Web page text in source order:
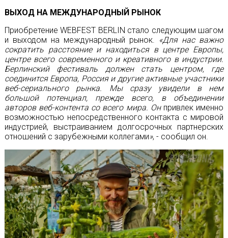
ВЫХОД НА МЕЖДУНАРОДНЫЙ РЫНОК
Приобретение WEBFEST BERLIN стало следующим шагом
и выходом на международный рынок. «Для нас важно
сократить расстояние и находиться в центре Европы,
центре всего современного и креативного в индустрии.
Берлинский фестиваль должен стать центром, где
соединится Европа, Россия и другие активные участники
веб-сериального рынка. Мы сразу увидели в нем
большой потенциал, прежде всего, в объединении
авторов веб-контента со всего мира. Онпривлек именно
возможностью непосредственного контакта с мировой
индустрией, выстраиванием долгосрочных партнерских
отношений с зарубежными коллегами», - сообщил он.